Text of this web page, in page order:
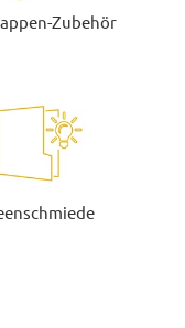
Zubehör